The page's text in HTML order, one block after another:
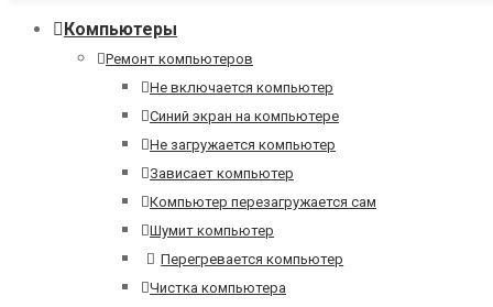
Компьютеры
Ремонт компьютеров
Не включается компьютер
Синий экран на компьютере
Не загружается компьютер
Зависает компьютер
Компьютер перезагружается сам
Шумит компьютер
Перегревается компьютер
Чистка компьютера